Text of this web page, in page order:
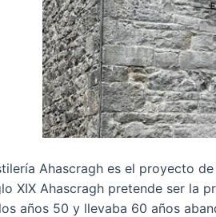
Ahascragh es el proyecto
XIX Ahascragh pretende ser la
años 50 y llevaba 60 años